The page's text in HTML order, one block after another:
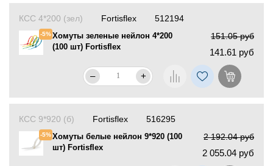
512194
КСС 4*200 (зел)
-5%Хомуты зеленые нейлон 4*200
(100 шт) Fortisflex
151.05 руб
141.61 руб
Fortisflex
– +
516295
КСС 9*920 (б)
-5%Хомуты белые нейлон 9*920 (100
шт) Fortisflex
2 192.04 руб
2 055.04 руб
Fortisflex